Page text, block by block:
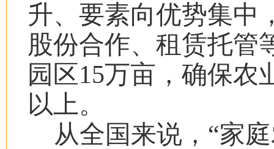
升、要素向优势集中
股份合作、租赁托管
园区15万亩，确保农
以上。
从全国来说， “家